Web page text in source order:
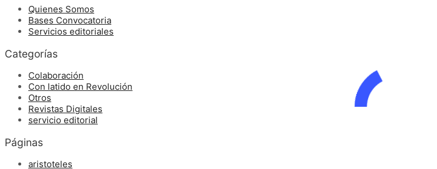
Quienes Somos
Bases Convocatoria
Servicios editoriales
Categorías
Colaboración
Con latido en Revolución
Otros
Revistas Digitales
servicio editorial
Páginas
aristoteles